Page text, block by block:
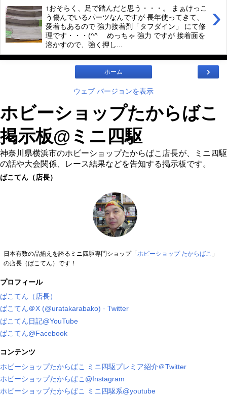
›
↑おそらく、足で踏んだと思う・・・。 まぁけっこ
う傷んでいるパーツなんですが 長年使ってきて、
愛着もあるので 強力接着剤「タフダイン」 にて修
理です・・・(^^ゞ めっちゃ 強力 ですが 接着面を
溶かすので、強く押し...
›
ホーム
ウェブ バージョンを表示
ホビーショップたからばこ
掲示板@ミニ四駆
神奈川県横浜市のホビーショップたからばこ店長が、ミニ四駆
の話や大会関係、レース結果などを告知する掲示板です。
ばこてん（店長）
日本有数の品揃えを誇るミニ四駆専門ショップ「 ホビーショップ たからばこ 」
の店長（ばこてん）です！
プロフィール
ばこてん（店長）
ばこてん＠X (@uratakarabako) · Twitter
ばこてん日記@YouTube
ばこてん@Facebook
コンテンツ
ホビーショップたからばこ ミニ四駆プレミア紹介＠Twitter
ホビーショップたからばこ@Instagram
ホビーショップたからばこ ミニ四駆系@youtube